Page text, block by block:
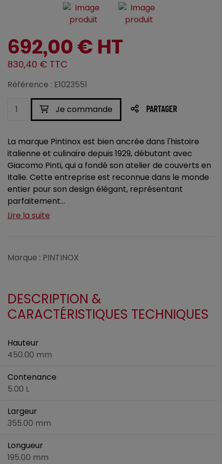
692,00 € HT
830,40 € TTC
Référence : E1023551
Je commande PARTAGER
La marque Pintinox est bien ancrée dans l'histoire
italienne et culinaire depuis 1929, débutant avec
Giacomo Pinti, qui a fondé son atelier de couverts en
Italie. Cette entreprise est reconnue dans le monde
entier pour son design élégant, représentant
parfaitement...
Lire la suite
Marque : PINTINOX
DESCRIPTION &
CARACTÉRISTIQUES TECHNIQUES
Hauteur
450.00 mm
Contenance
5.00 L
Largeur
355.00 mm
Longueur
195.00 mm